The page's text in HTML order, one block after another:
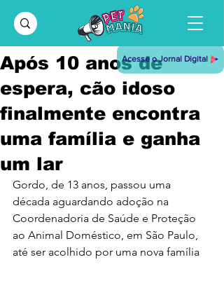
Acesse o Jornal Digital
Após 10 anos de
espera, cão idoso
finalmente encontra
uma família e ganha
um lar
Gordo, de 13 anos, passou uma
década aguardando adoção na
Coordenadoria de Saúde e Proteção
ao Animal Doméstico, em São Paulo,
até ser acolhido por uma nova família